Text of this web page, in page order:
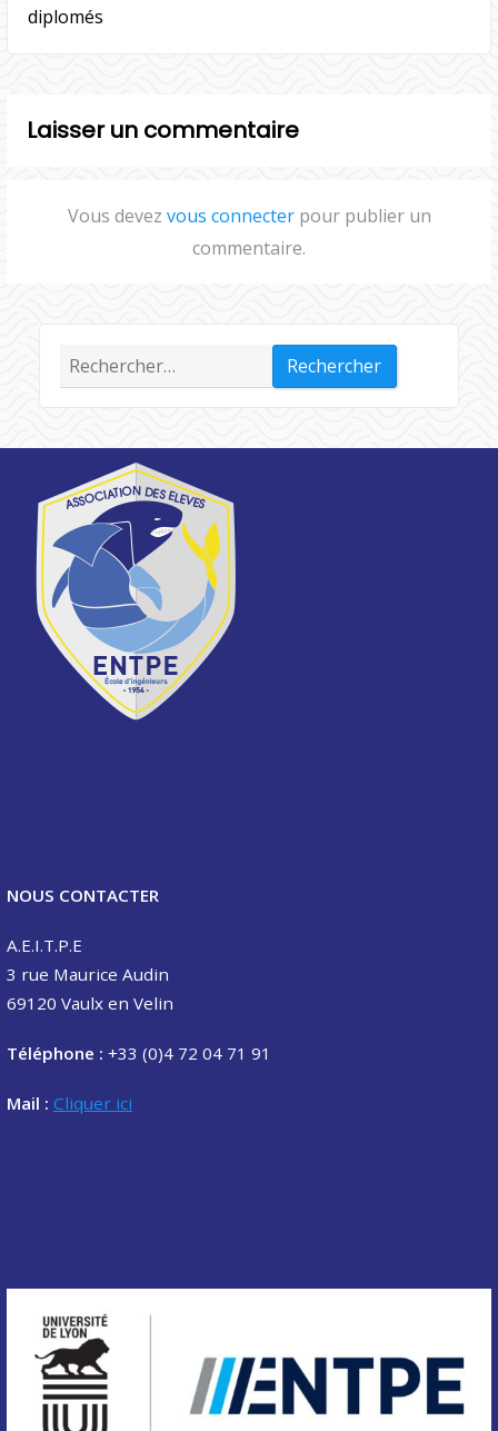
diplomés
Laisser un commentaire
Vous devez vous connecterpour publier un
commentaire.
Rechercher :
NOUS CONTACTER
A.E.I.T.P.E
3 rue Maurice Audin
69120 Vaulx en Velin
Téléphone : +33 (0)4 72 04 71 91
Mail : Cliquer ici